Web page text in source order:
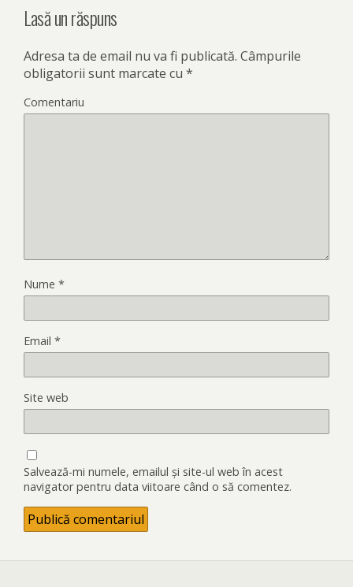
Lasă un răspuns
Adresa ta de email nu va fi publicată. Câmpurile
obligatorii sunt marcate cu *
Comentariu
Nume *
Email *
Site web
Salvează-mi numele, emailul și site-ul web în acest
navigator pentru data viitoare când o să comentez.